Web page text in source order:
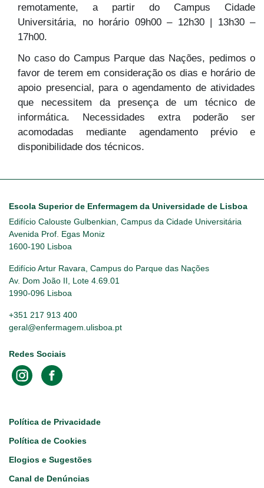
remotamente, a partir do Campus Cidade
Universitária, no horário 09h00 – 12h30 | 13h30 –
17h00.
No caso do Campus Parque das Nações, pedimos o
favor de terem em consideração os dias e horário de
apoio presencial, para o agendamento de atividades
que necessitem da presença de um técnico de
informática. Necessidades extra poderão ser
acomodadas mediante agendamento prévio e
disponibilidade dos técnicos.
Escola Superior de Enfermagem da Universidade de Lisboa
Edifício Calouste Gulbenkian, Campus da Cidade Universitária
Avenida Prof. Egas Moniz
1600-190 Lisboa
Edifício Artur Ravara, Campus do Parque das Nações
Av. Dom João II, Lote 4.69.01
1990-096 Lisboa
+351 217 913 400
geral@enfermagem.ulisboa.pt
Redes Sociais
Footer
Política de Privacidade
Política de Cookies
Elogios e Sugestões
Canal de Denúncias